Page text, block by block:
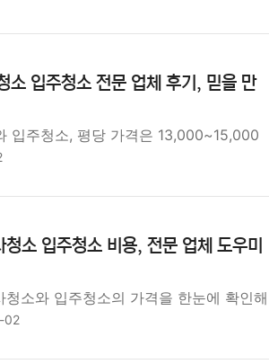
소 입주청소 전문 업체 후기, 믿을 만
입주청소, 평당 가격은 13,000~15,000
소 입주청소 비용, 전문 업체 도우미
소와 입주청소의 가격을 한눈에 확인해
02